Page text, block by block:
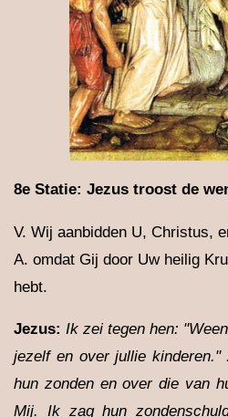
8e Statie: Jezus troost de
V. Wij aanbidden U, Christus,
A. omdat Gij door Uw heilig
hebt.
Jezus: Ik zei tegen hen:
jezelf en over jullie kinderen."
hun zonden en over die van
Mij. Ik zag hun